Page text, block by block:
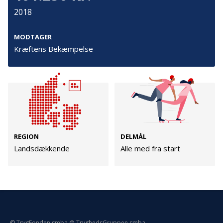
2018
MODTAGER
Kræftens Bekæmpelse
REGION
Landsdækkende
DELMÅL
Alle med fra start
Persondata
TryghedsGruppen
Facebook LinkedIn